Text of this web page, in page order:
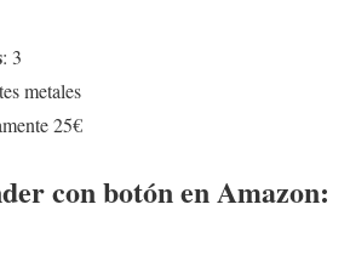
: 3
metales
25€
con botón en Amazon: